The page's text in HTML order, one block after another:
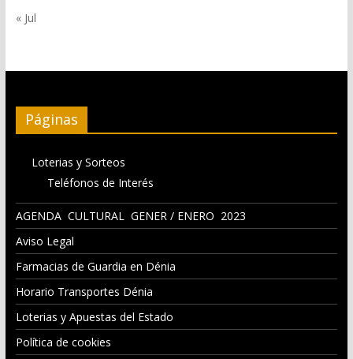
« Jul
Páginas
Loterias y Sorteos
Teléfonos de Interés
AGENDA CULTURAL GENER / ENERO 2023
Aviso Legal
Farmacias de Guardia en Dénia
Horario Transportes Dénia
Loterias y Apuestas del Estado
Política de cookies